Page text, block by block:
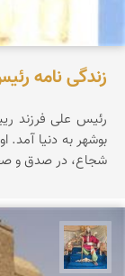
زندگی نامه
شجاع، در صدق و
هادی کرایی